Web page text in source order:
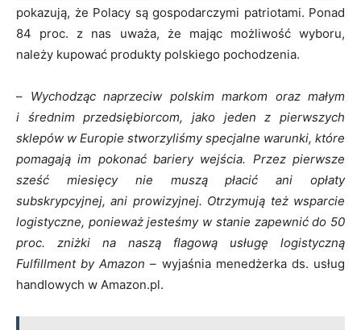
pokazują, że Polacy są gospodarczymi patriotami. Ponad
84 proc. z nas uważa, że mając możliwość wyboru,
należy kupować produkty polskiego pochodzenia.
– Wychodząc naprzeciw polskim markom oraz małym
i średnim przedsiębiorcom, jako jeden z pierwszych
sklepów w Europie stworzyliśmy specjalne warunki, które
pomagają im pokonać bariery wejścia. Przez pierwsze
sześć miesięcy nie muszą płacić ani opłaty
subskrypcyjnej, ani prowizyjnej. Otrzymują też wsparcie
logistyczne, ponieważ jesteśmy w stanie zapewnić do 50
proc. zniżki na naszą flagową usługę logistyczną
Fulfillment by Amazon – wyjaśnia menedżerka ds. usług
handlowych w Amazon.pl.